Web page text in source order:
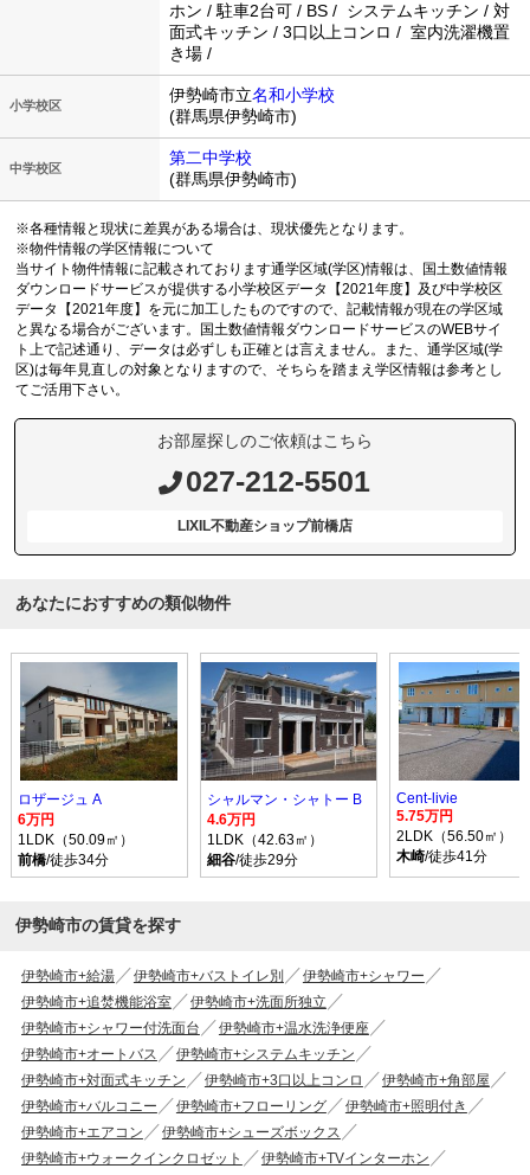
ホン / 駐車2台可 / BS / システムキッチン / 対
面式キッチン / 3口以上コンロ / 室内洗濯機置
き場 /
小学校区
伊勢崎市立名和小学校
(群馬県伊勢崎市)
中学校区
第二中学校
(群馬県伊勢崎市)
※各種情報と現状に差異がある場合は、現状優先となります。
※物件情報の学区情報について
当サイト物件情報に記載されております通学区域(学区)情報は、国土数値情報
ダウンロードサービスが提供する小学校区データ【2021年度】及び中学校区
データ【2021年度】を元に加工したものですので、記載情報が現在の学区域
と異なる場合がございます。国土数値情報ダウンロードサービスのWEBサイ
ト上で記述通り、データは必ずしも正確とは言えません。また、通学区域(学
区)は毎年見直しの対象となりますので、そちらを踏まえ学区情報は参考とし
てご活用下さい。
お部屋探しのご依頼はこちら
027-212-5501
LIXIL不動産ショップ前橋店
あなたにおすすめの類似物件
ロザージュ A
6万円
1LDK（50.09㎡）
前橋/徒歩34分
シャルマン・シャトー B
4.6万円
1LDK（42.63㎡）
細谷/徒歩29分
Cent-livie
5.75万円
2LDK（56.50㎡）
木崎/徒歩41分
伊勢崎市の賃貸を探す
伊勢崎市+給湯 伊勢崎市+バストイレ別
伊勢崎市+シャワー
伊勢崎市+追焚機能浴室
伊勢崎市+洗面所独立
伊勢崎市+シャワー付洗面台
伊勢崎市+温水洗浄便座
伊勢崎市+オートバス
伊勢崎市+システムキッチン
伊勢崎市+対面式キッチン
伊勢崎市+3口以上コンロ
伊勢崎市+角部屋
伊勢崎市+バルコニー
伊勢崎市+フローリング
伊勢崎市+照明付き
伊勢崎市+エアコン
伊勢崎市+シューズボックス
伊勢崎市+ウォークインクロゼット
伊勢崎市+TVインターホン